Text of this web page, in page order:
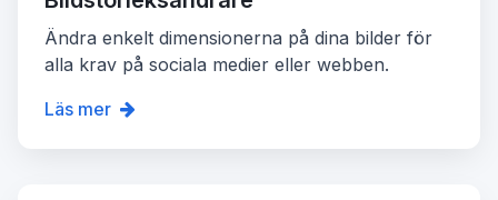
Ändra enkelt dimensionerna på dina bilder för
alla krav på sociala medier eller webben.
Läs mer